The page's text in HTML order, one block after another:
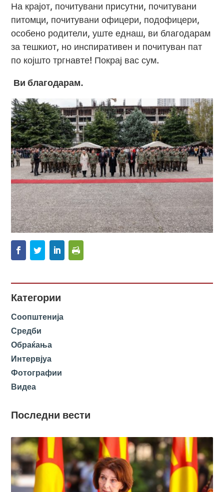
На крајот, почитувани присутни, почитувани
питомци, почитувани офицери, подофицери,
особено родители, уште еднаш, ви благодарам
за тешкиот, но инспиративен и почитуван пат
по којшто тргнавте! Покрај вас сум.
Ви благодарам.
Категории
Соопштенија
Средби
Обраќања
Интервјуа
Фотографии
Видеа
Последни вести